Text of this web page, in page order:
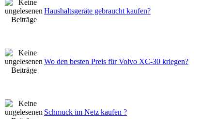
Haushaltsgeräte gebraucht kaufen?
Wo den besten Preis für Volvo XC-30 kriegen?
Schmuck im Netz kaufen ?